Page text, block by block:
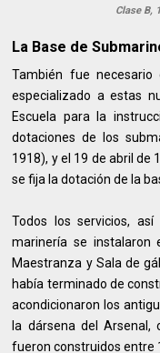
Clase B,
La Base de
También fue
especializado a estas
Escuela para la
dotaciones de los
1918), y el 19 de abril de
se fija la dotación de la
Todos los servicios,
marinería se instalaron
Maestranza y Sala de
había terminado de
acondicionaron los
la dársena del
fueron construidos entre